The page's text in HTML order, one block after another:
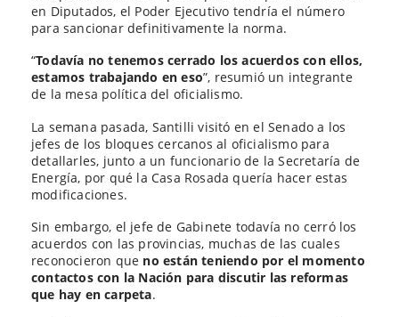
en Diputados, el Poder Ejecutivo tendría el número
para sancionar definitivamente la norma.
“Todavía no tenemos cerrado los acuerdos con ellos,
estamos trabajando en eso”, resumió un integrante
de la mesa política del oficialismo.
La semana pasada, Santilli visitó en el Senado a los
jefes de los bloques cercanos al oficialismo para
detallarles, junto a un funcionario de la Secretaría de
Energía, por qué la Casa Rosada quería hacer estas
modificaciones.
Sin embargo, el jefe de Gabinete todavía no cerró los
acuerdos con las provincias, muchas de las cuales
reconocieron que no están teniendo por el momento
contactos con la Nación para discutir las reformas
que hay en carpeta.